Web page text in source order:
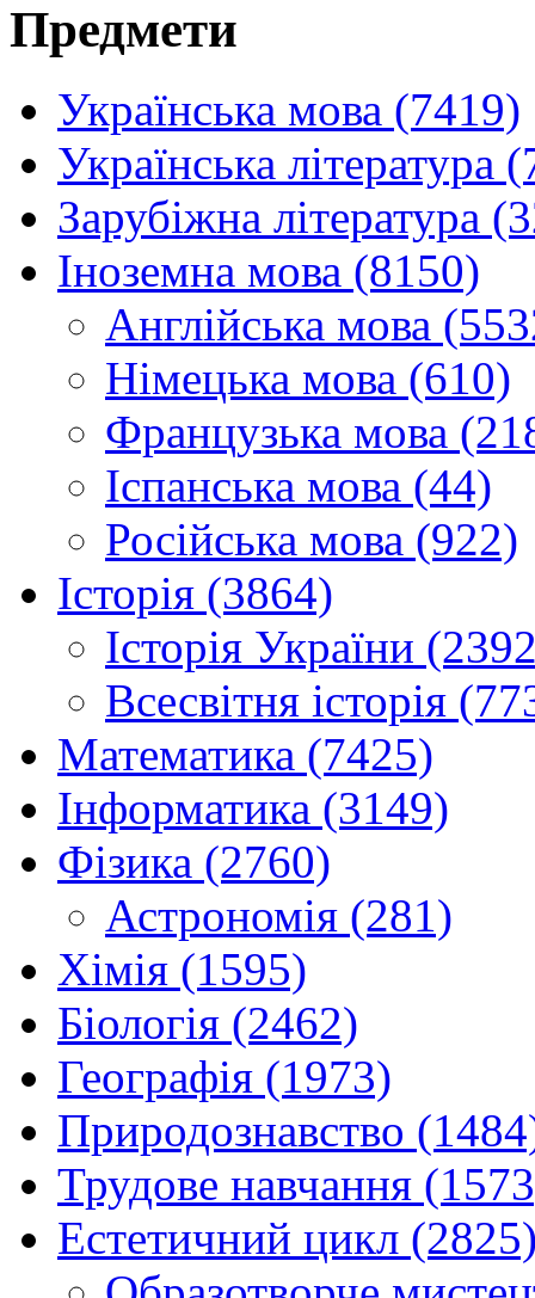
Предмети
Українська мова (7419)
Українська література
Зарубіжна література
Іноземна мова (8150)
Англійська мова
Німецька мова (610)
Французька мова
Іспанська мова (44)
Російська мова (922)
Історія (3864)
Історія України
Всесвітня історія
Математика (7425)
Інформатика (3149)
Фізика (2760)
Астрономія (281)
Хімія (1595)
Біологія (2462)
Географія (1973)
Природознавство
Трудове навчання
Естетичний цикл